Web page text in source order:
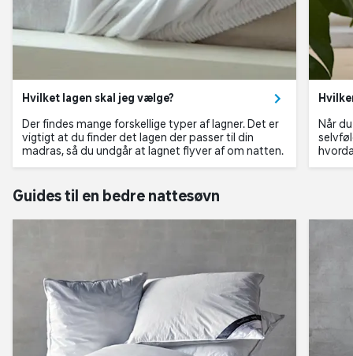
Hvilket lagen skal jeg vælge?
Der findes mange forskellige typer af lagner. Det er
vigtigt at du finder det lagen der passer til din
madras, så du undgår at lagnet flyver af om natten.
Når
Guides til en bedre nattesøvn